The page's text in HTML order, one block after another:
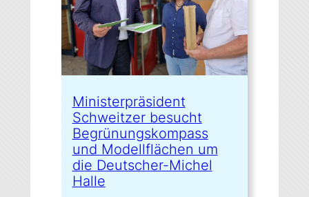
Ministerpräsident
Schweitzer besucht
Begrünungskompass
und Modellflächen um
die Deutscher-Michel
Halle